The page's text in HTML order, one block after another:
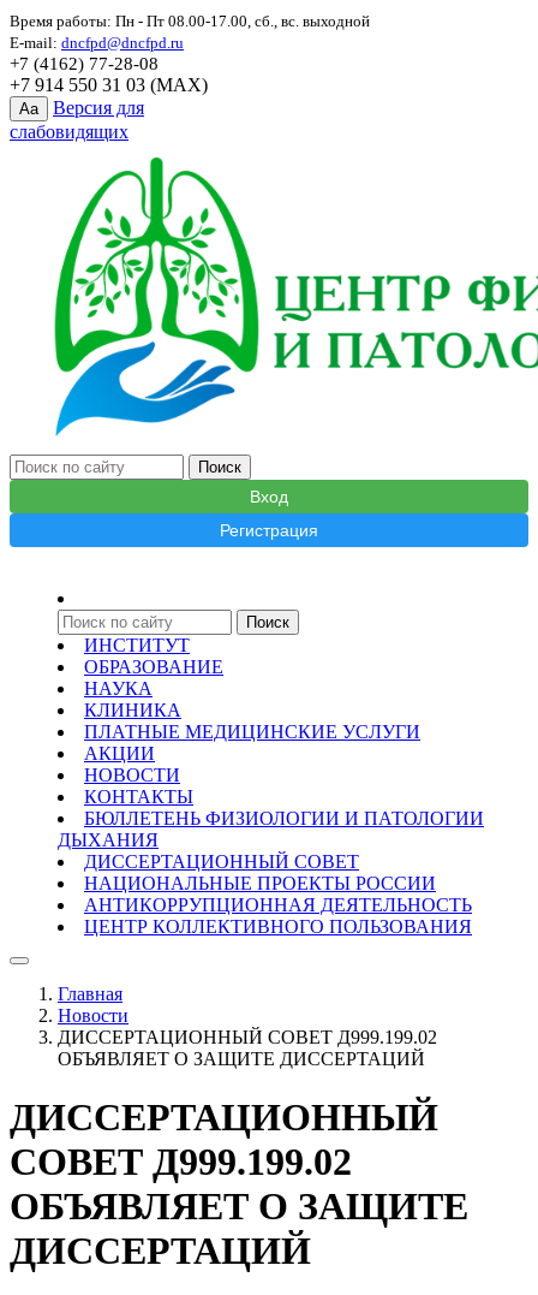
Время работы: Пн - Пт 08.00-17.00, сб., вс. выходной
E-mail: dncfpd@dncfpd.ru
+7 (4162) 77-28-08
+7 914 550 31 03 (MAX)
Aa
Версия для
слабовидящих
Вход
Регистрация
ИНСТИТУТ
ОБРАЗОВАНИЕ
НАУКА
КЛИНИКА
ПЛАТНЫЕ МЕДИЦИНСКИЕ УСЛУГИ
АКЦИИ
НОВОСТИ
КОНТАКТЫ
БЮЛЛЕТЕНЬ ФИЗИОЛОГИИ И ПАТОЛОГИИ
ДЫХАНИЯ
ДИССЕРТАЦИОННЫЙ СОВЕТ
НАЦИОНАЛЬНЫЕ ПРОЕКТЫ РОССИИ
АНТИКОРРУПЦИОННАЯ ДЕЯТЕЛЬНОСТЬ
ЦЕНТР КОЛЛЕКТИВНОГО ПОЛЬЗОВАНИЯ
Главная
Новости
ДИССЕРТАЦИОННЫЙ СОВЕТ Д999.199.02
ОБЪЯВЛЯЕТ О ЗАЩИТЕ ДИССЕРТАЦИЙ
ДИССЕРТАЦИОННЫЙ
СОВЕТ Д999.199.02
ОБЪЯВЛЯЕТ О ЗАЩИТЕ
ДИССЕРТАЦИЙ